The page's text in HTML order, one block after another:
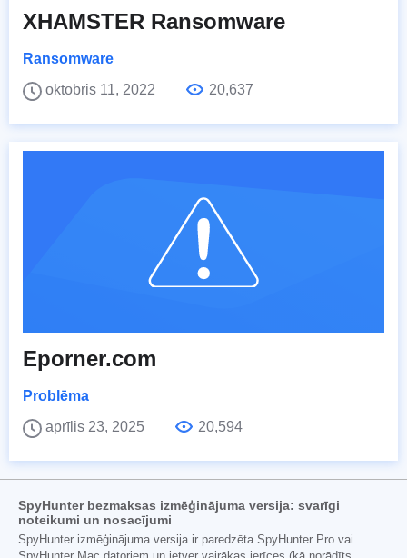
XHAMSTER Ransomware
Ransomware
oktobris 11, 2022
20,637
Eporner.com
Problēma
aprīlis 23, 2025
20,594
SpyHunter bezmaksas izmēģinājuma versija: svarīgi
noteikumi un nosacījumi
SpyHunter izmēģinājuma versija ir paredzēta SpyHunter Pro vai